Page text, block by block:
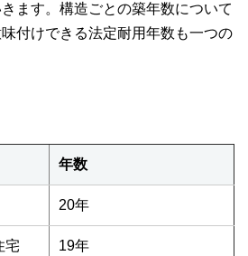
ます。構造ごとの築年数について
付けできる法定耐用年数も一つの
年数
20年
宅 19年